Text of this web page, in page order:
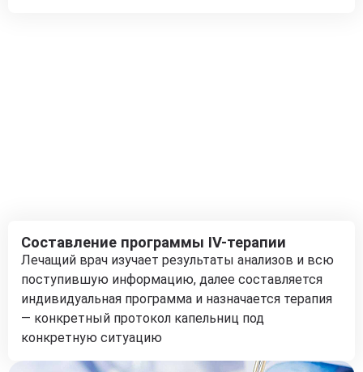
Составление программы IV-терапии
Лечащий врач изучает результаты анализов и всю
поступившую информацию, далее составляется
индивидуальная программа и назначается терапия
— конкретный протокол капельниц под
конкретную ситуацию